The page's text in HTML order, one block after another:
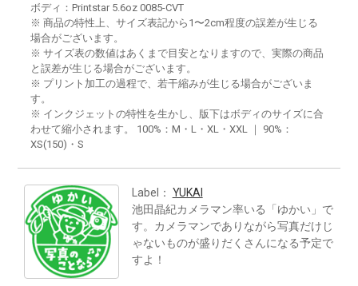
ボディ：Printstar 5.6oz 0085-CVT
※ 商品の特性上、サイズ表記から1〜2cm程度の誤差が生じる
場合がございます。
※ サイズ表の数値はあくまで目安となりますので、実際の商品
と誤差が生じる場合がございます。
※ プリント加工の過程で、若干縮みが生じる場合がございま
す。
※ インクジェットの特性を生かし、版下はボディのサイズに合
わせて縮小されます。 100%：M・L・XL・XXL ｜ 90%：
XS(150)・S
Label： YUKAI
池田晶紀カメラマン率いる「ゆかい」で
す。カメラマンでありながら写真だけじ
ゃないものが盛りだくさんになる予定で
すよ！